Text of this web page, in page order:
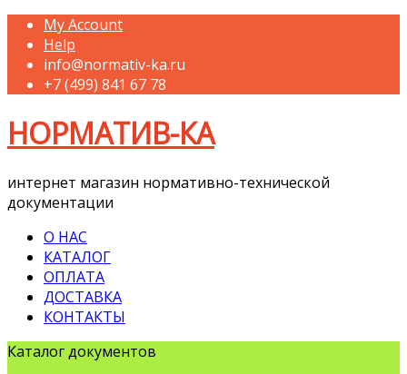
My Account
Help
info@normativ-ka.ru
+7 (499) 841 67 78
НОРМАТИВ-КА
интернет магазин нормативно-технической
документации
О НАС
КАТАЛОГ
ОПЛАТА
ДОСТАВКА
КОНТАКТЫ
Каталог документов